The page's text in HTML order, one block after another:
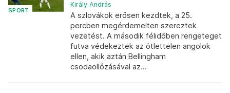
SPORT
Király András
A szlovákok erősen kezdtek, a 25.
percben megérdemelten szereztek
vezetést. A második félidőben rengeteget
futva védekeztek az ötlettelen angolok
ellen, akik aztán Bellingham
csodaollózásával az...